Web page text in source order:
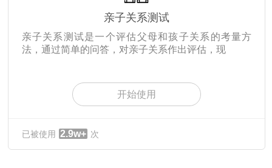
亲子关系测试
亲子关系测试是一个评估父母和孩子关系的考量方
法，通过简单的问答，对亲子关系作出评估，现
开始使用
已被使用 2.9w+ 次